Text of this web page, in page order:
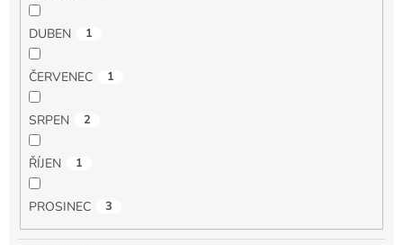
DUBEN 1
ČERVENEC 1
SRPEN 2
ŘÍJEN 1
PROSINEC 3